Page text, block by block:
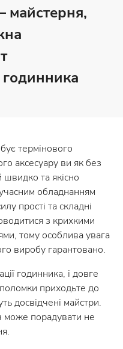
майстерня,
термінового
аксесуару ви як без
швидко та якісно
обладнанням
прості та складні
з крихкими
тому особлива увага
виробу гарантовано.
годинника, і довге
приходьте до
досвідчені майстри.
може порадувати не